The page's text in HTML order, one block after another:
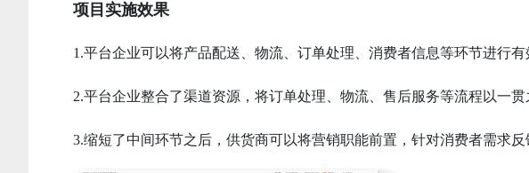
项目实施效果
1.平台企业可以将产品配送、物流、订单处理、消费者信息等环节进行
2.平台企业整合了渠道资源，将订单处理、物流、售后服务等流程以一
3.缩短了中间环节之后，供货商可以将营销职能前置，针对消费者需求反